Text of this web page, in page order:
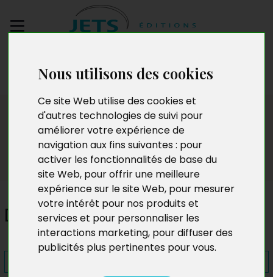
Nous utilisons des cookies
Ce site Web utilise des cookies et
d'autres technologies de suivi pour
améliorer votre expérience de
navigation aux fins suivantes : pour
activer les fonctionnalités de base du
site Web, pour offrir une meilleure
expérience sur le site Web, pour mesurer
votre intérêt pour nos produits et
services et pour personnaliser les
interactions marketing, pour diffuser des
publicités plus pertinentes pour vous.
manuscrit
Presse
DSK